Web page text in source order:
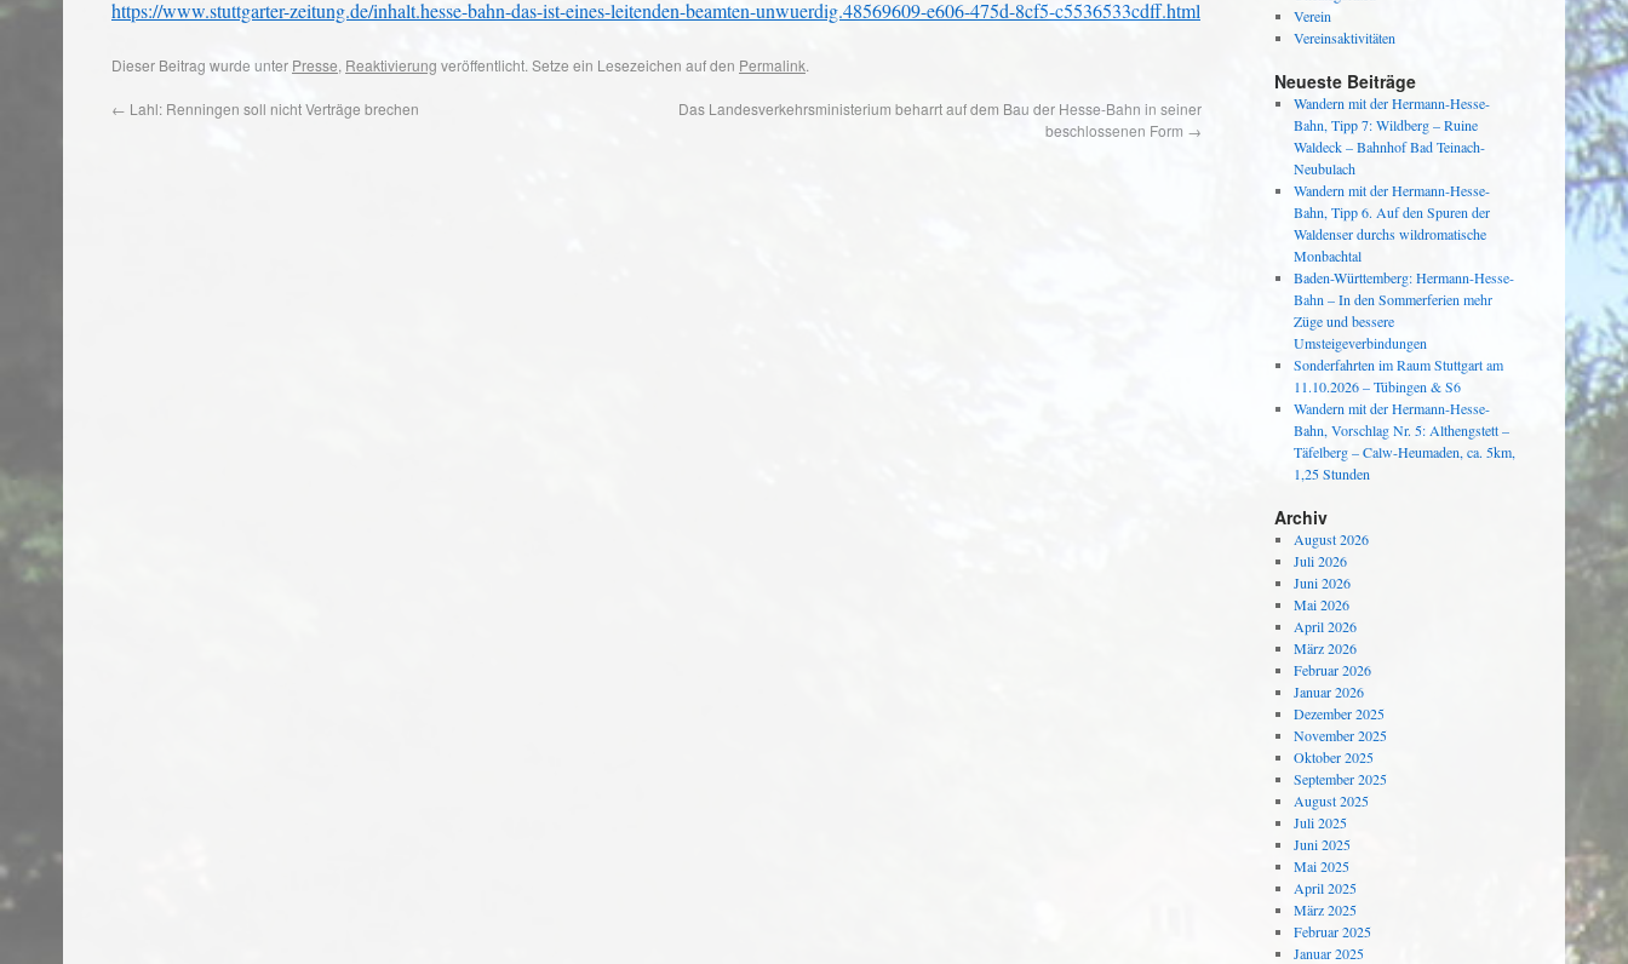
https://www.stuttgarter-zeitung.de/inhalt.hesse-bahn-das-ist-eines-leitenden-beamten-unwuerdig.48569609-e606-475d-8cf5-c5536533cdff.html
Dieser Beitrag wurde unter Presse, Reaktivierung veröffentlicht. Setze ein Lesezeichen auf den Permalink.
← Lahl: Renningen soll nicht Verträge brechen
Das Landesverkehrsministerium beharrt auf dem Bau der Hesse-Bahn in seiner
beschlossenen Form →
Verein
Vereinsaktivitäten
Neueste Beiträge
Wandern mit der Hermann-Hesse-
Bahn, Tipp 7: Wildberg – Ruine
Waldeck – Bahnhof Bad Teinach-
Neubulach
Wandern mit der Hermann-Hesse-
Bahn, Tipp 6. Auf den Spuren der
Waldenser durchs wildromatische
Monbachtal
Baden-Württemberg: Hermann-Hesse-
Bahn – In den Sommerferien mehr
Züge und bessere
Umsteigeverbindungen
Sonderfahrten im Raum Stuttgart am
11.10.2026 – Tübingen & S6
Wandern mit der Hermann-Hesse-
Bahn, Vorschlag Nr. 5: Althengstett –
Täfelberg – Calw-Heumaden, ca. 5km,
1,25 Stunden
Archiv
August 2026
Juli 2026
Juni 2026
Mai 2026
April 2026
März 2026
Februar 2026
Januar 2026
Dezember 2025
November 2025
Oktober 2025
September 2025
August 2025
Juli 2025
Juni 2025
Mai 2025
April 2025
März 2025
Februar 2025
Januar 2025